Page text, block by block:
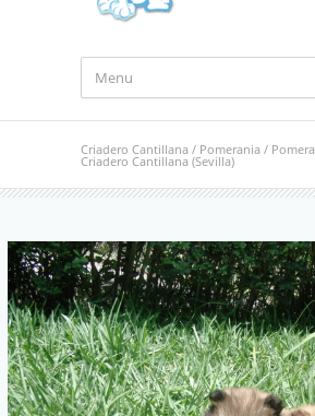
Criadero Cantillana / Pomerania /
Criadero Cantillana (Sevilla)